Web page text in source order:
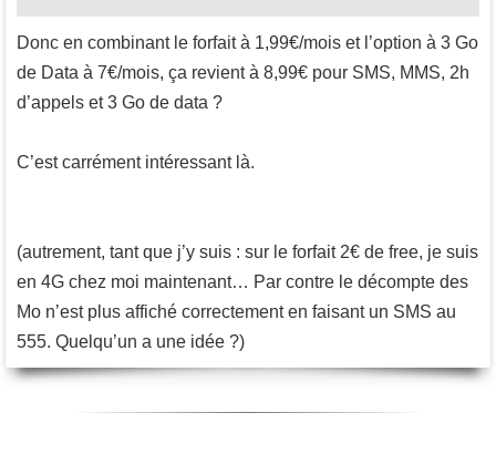
Donc en combinant le forfait à 1,99€/mois et l’option à 3 Go
de Data à 7€/mois, ça revient à 8,99€ pour SMS, MMS, 2h
d’appels et 3 Go de data ?
C’est carrément intéressant là.
(autrement, tant que j’y suis : sur le forfait 2€ de free, je suis
en 4G chez moi maintenant… Par contre le décompte des
Mo n’est plus affiché correctement en faisant un SMS au
555. Quelqu’un a une idée ?)